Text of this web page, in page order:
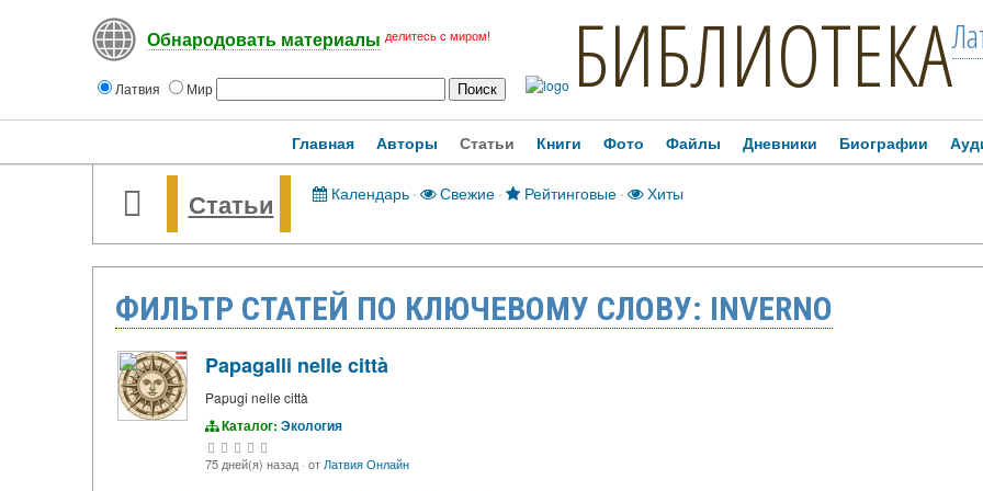
Обнародовать материалы делитесь с миром!
Латвия Мир БИБЛИОТЕКА
Главная Авторы Статьи Книги Фото Файлы Дневники Биографии
Статьи Календарь · Свежие · Рейтинговые · Хиты
ФИЛЬТР СТАТЕЙ ПО КЛЮЧЕВОМУ СЛОВУ: INVERNO
Papagalli nelle città
Papugi nelle città
Каталог: Экология
75 дней(я) назад · от Латвия Онлайн